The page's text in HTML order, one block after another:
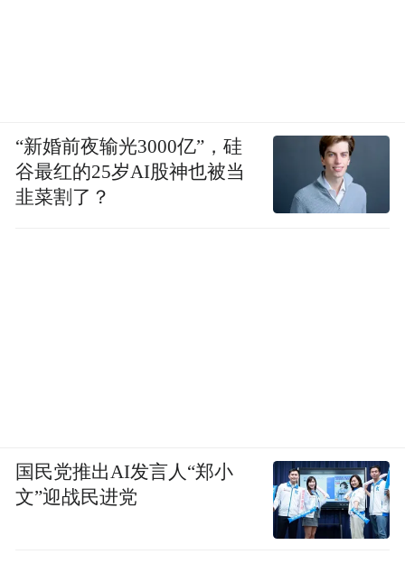
“新婚前夜输光3000亿”，硅
谷最红的25岁AI股神也被当
韭菜割了？
国民党推出AI发言人“郑小
文”迎战民进党